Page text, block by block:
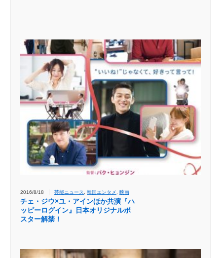
2016/8/18 芸能ニュース 韓国エンタメ 映画
チェ・ジウ×ユ・アインほか共演『ハ
ッピーログイン』日本オリジナルポ
スター解禁！